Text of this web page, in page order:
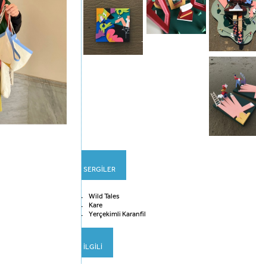
SERGİLER
Wild Tales
Kare
Yerçekimli Karanfil
İLGİLİ